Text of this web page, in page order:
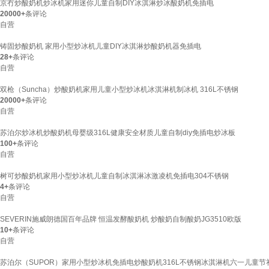
京冇炒酸奶机炒冰机家用迷你儿童自制DIY冰淇淋炒冰酸奶机免插电
20000+条评论
自营
铸固炒酸奶机 家用小型炒冰机儿童DIY冰淇淋炒酸奶机器免插电
28+条评论
自营
双枪（Suncha）炒酸奶机家用儿童小型炒冰机冰淇淋机制冰机 316L不锈钢
20000+条评论
自营
苏泊尔炒冰机炒酸奶机母婴级316L健康安全材质儿童自制diy免插电炒冰板
100+条评论
自营
树可炒酸奶机家用小型炒冰机儿童自制冰淇淋冰激凌机免插电304不锈钢
4+条评论
自营
SEVERIN施威朗德国百年品牌 恒温发酵酸奶机 炒酸奶自制酸奶JG3510欧版
10+条评论
自营
苏泊尔（SUPOR）家用小型炒冰机免插电炒酸奶机316L不锈钢冰淇淋机六一儿童节